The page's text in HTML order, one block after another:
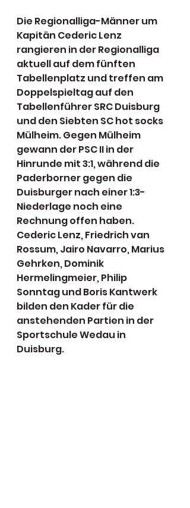
Die Regionalliga-Männer um
Kapitän Cederic Lenz
rangieren in der Regionalliga
aktuell auf dem fünften
Tabellenplatz und treffen am
Doppelspieltag auf den
Tabellenführer SRC Duisburg
und den Siebten SC hot socks
Mülheim. Gegen Mülheim
gewann der PSC II in der
Hinrunde mit 3:1, während die
Paderborner gegen die
Duisburger nach einer 1:3-
Niederlage noch eine
Rechnung offen haben.
Cederic Lenz, Friedrich van
Rossum, Jairo Navarro, Marius
Gehrken, Dominik
Hermelingmeier, Philip
Sonntag und Boris Kantwerk
bilden den Kader für die
anstehenden Partien in der
Sportschule Wedau in
Duisburg.